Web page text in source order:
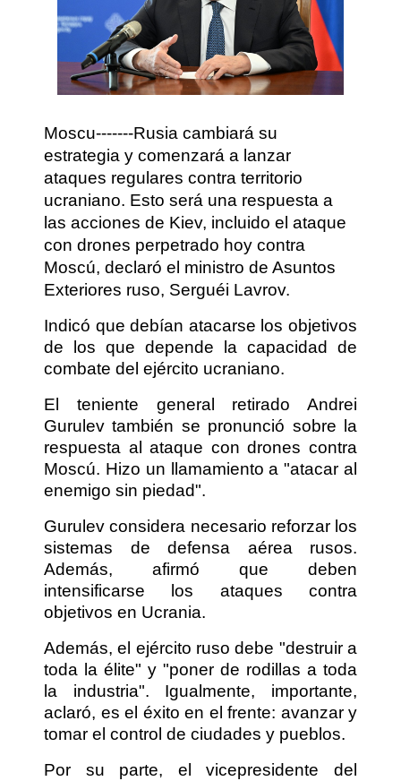
Moscu-------Rusia cambiará su
estrategia y comenzará a lanzar
ataques regulares contra territorio
ucraniano. Esto será una respuesta a
las acciones de Kiev, incluido el ataque
con drones perpetrado hoy contra
Moscú, declaró el ministro de Asuntos
Exteriores ruso, Serguéi Lavrov.
Indicó que debían atacarse los objetivos
de los que depende la capacidad de
combate del ejército ucraniano.
El teniente general retirado Andrei
Gurulev también se pronunció sobre la
respuesta al ataque con drones contra
Moscú. Hizo un llamamiento a "atacar al
enemigo sin piedad".
Gurulev considera necesario reforzar los
sistemas de defensa aérea rusos.
Además, afirmó que deben
intensificarse los ataques contra
objetivos en Ucrania.
Además, el ejército ruso debe "destruir a
toda la élite" y "poner de rodillas a toda
la industria". Igualmente, importante,
aclaró, es el éxito en el frente: avanzar y
tomar el control de ciudades y pueblos.
Por su parte, el vicepresidente del